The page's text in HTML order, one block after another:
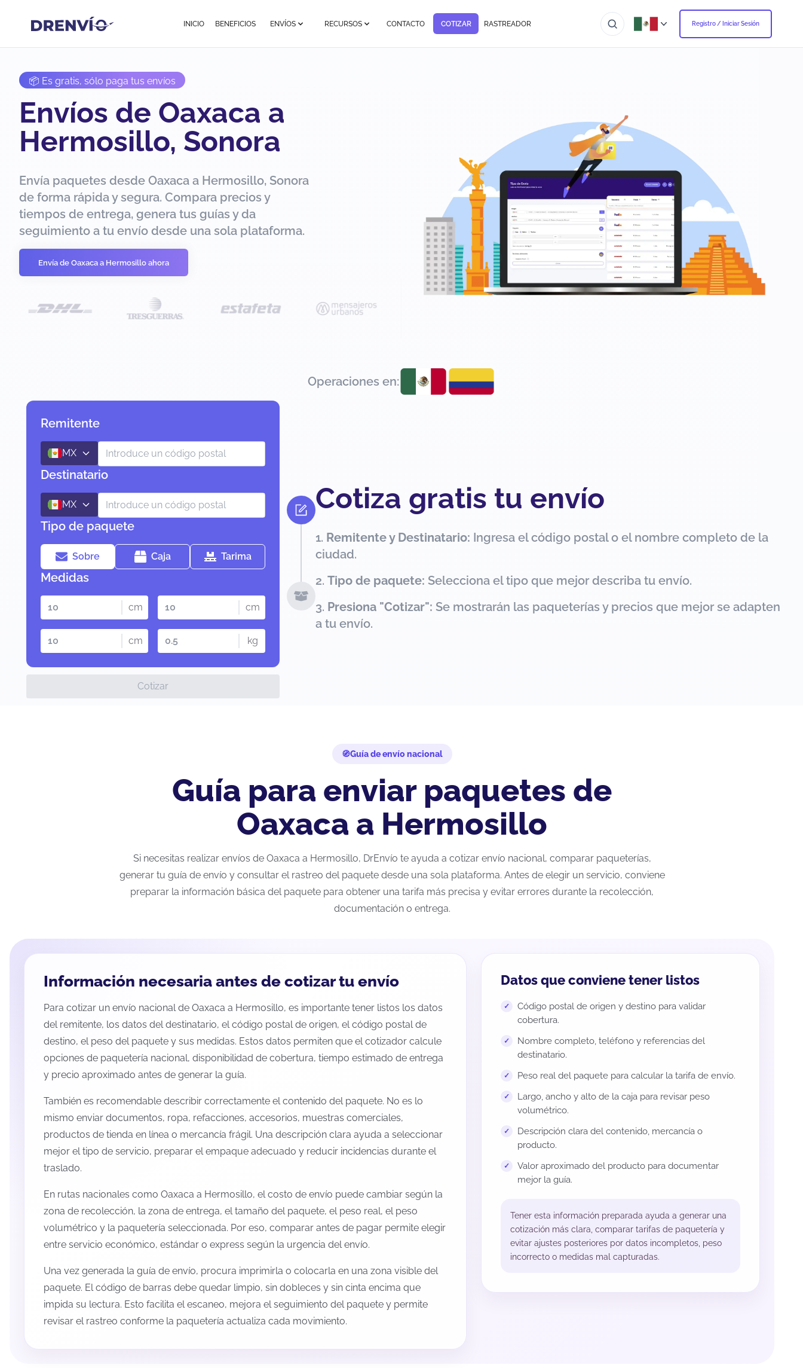
INICIO BENEFICIOS ENVÍOS RECURSOS CONTACTO COTIZAR RASTREADOR Registro / Iniciar Sesión
📦 Es gratis, sólo paga tus envíos
Envíos de Oaxaca a
Hermosillo, Sonora
Envía paquetes desde Oaxaca a Hermosillo, Sonora
de forma rápida y segura. Compara precios y
tiempos de entrega, genera tus guías y da
seguimiento a tu envío desde una sola plataforma.
Envía de Oaxaca a Hermosillo ahora
Operaciones en:
Remitente
MX
Destinatario
MX
Tipo de paquete
Sobre Caja Tarima
Medidas
cm cm
cm kg
Cotizar
Cotiza gratis tu envío
Remitente y Destinatario: Ingresa el código postal o el nombre completo de la
ciudad.
Tipo de paquete: Selecciona el tipo que mejor describa tu envío.
Presiona "Cotizar": Se mostrarán las paqueterías y precios que mejor se adapten
a tu envío.
Guía de envío nacional
Guía para enviar paquetes de
Oaxaca a Hermosillo
Si necesitas realizar envíos de Oaxaca a Hermosillo, DrEnvío te ayuda a cotizar envío nacional, comparar paqueterías,
generar tu guía de envío y consultar el rastreo del paquete desde una sola plataforma. Antes de elegir un servicio, conviene
preparar la información básica del paquete para obtener una tarifa más precisa y evitar errores durante la recolección,
documentación o entrega.
Información necesaria antes de cotizar tu envío
Para cotizar un envío nacional de Oaxaca a Hermosillo, es importante tener listos los datos
del remitente, los datos del destinatario, el código postal de origen, el código postal de
destino, el peso del paquete y sus medidas. Estos datos permiten que el cotizador calcule
opciones de paquetería nacional, disponibilidad de cobertura, tiempo estimado de entrega
y precio aproximado antes de generar la guía.
También es recomendable describir correctamente el contenido del paquete. No es lo
mismo enviar documentos, ropa, refacciones, accesorios, muestras comerciales,
productos de tienda en línea o mercancía frágil. Una descripción clara ayuda a seleccionar
mejor el tipo de servicio, preparar el empaque adecuado y reducir incidencias durante el
traslado.
En rutas nacionales como Oaxaca a Hermosillo, el costo de envío puede cambiar según la
zona de recolección, la zona de entrega, el tamaño del paquete, el peso real, el peso
volumétrico y la paquetería seleccionada. Por eso, comparar antes de pagar permite elegir
entre servicio económico, estándar o express según la urgencia del envío.
Una vez generada la guía de envío, procura imprimirla o colocarla en una zona visible del
paquete. El código de barras debe quedar limpio, sin dobleces y sin cinta encima que
impida su lectura. Esto facilita el escaneo, mejora el seguimiento del paquete y permite
revisar el rastreo conforme la paquetería actualiza cada movimiento.
Datos que conviene tener listos
Código postal de origen y destino para validar
cobertura.
Nombre completo, teléfono y referencias del
destinatario.
Peso real del paquete para calcular la tarifa de envío.
Largo, ancho y alto de la caja para revisar peso
volumétrico.
Descripción clara del contenido, mercancía o
producto.
Valor aproximado del producto para documentar
mejor la guía.
Tener esta información preparada ayuda a generar una
cotización más clara, comparar tarifas de paquetería y
evitar ajustes posteriores por datos incompletos, peso
incorrecto o medidas mal capturadas.